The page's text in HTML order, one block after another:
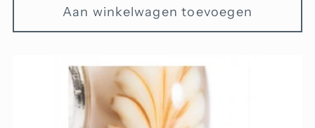
Aan winkelwagen toevoegen